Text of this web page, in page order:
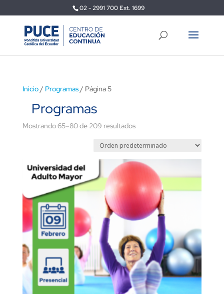
02 - 2991 700 Ext. 1699
Inicio/ Programas/ Página 5
Programas
Mostrando 65–80 de 209 resultados